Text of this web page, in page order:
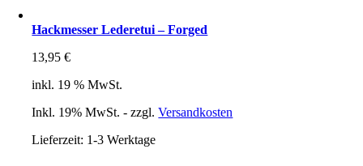
Hackmesser Lederetui – Forged
13,95€
inkl. 19 % MwSt.
Inkl. 19% MwSt. - zzgl.Versandkosten
Lieferzeit: 1-3 Werktage